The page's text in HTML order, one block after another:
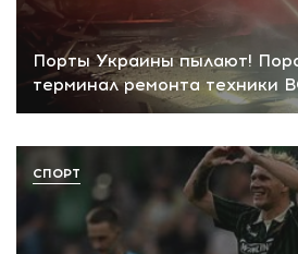
Порты Украины пылают!
терминал ремонта техники
СПОРТ